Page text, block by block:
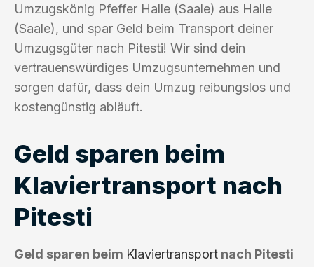
Umzugskönig Pfeffer Halle (Saale) aus Halle
(Saale), und spar Geld beim Transport deiner
Umzugsgüter nach Pitesti! Wir sind dein
vertrauenswürdiges Umzugsunternehmen und
sorgen dafür, dass dein Umzug reibungslos und
kostengünstig abläuft.
Geld sparen beim
Klaviertransport nach
Pitesti
Geld sparen beim Klaviertransport nach Pitesti